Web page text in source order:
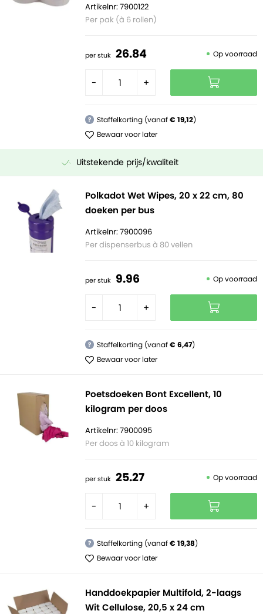
Artikelnr: 7900122
Per pak (à 6 rollen)
per stuk 26.84 Op voorraad
- +
? Staffelkorting (vanaf€ 19,12)
Bewaar voor later
Uitstekende prijs/kwaliteit
Polkadot Wet Wipes, 20 x 22 cm, 80
doeken per bus
Artikelnr: 7900096
Per dispenserbus à 80 vellen
per stuk 9.96 Op voorraad
- +
? Staffelkorting (vanaf€ 6,47)
Bewaar voor later
Poetsdoeken Bont Excellent, 10
kilogram per doos
Artikelnr: 7900095
Per doos à 10 kilogram
per stuk 25.27 Op voorraad
- +
? Staffelkorting (vanaf€ 19,38)
Bewaar voor later
Handdoekpapier Multifold, 2-laags
Wit Cellulose, 20,5 x 24 cm